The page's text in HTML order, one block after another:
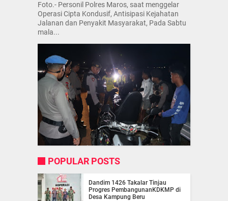
Foto.- Personil Polres Maros, saat menggelar
Operasi Cipta Kondusif, Antisipasi Kejahatan
Jalanan dan Penyakit Masyarakat, Pada Sabtu
mala...
POPULAR POSTS
Dandim 1426 Takalar Tinjau
Progres PembangunanKDKMP di
Desa Kampung Beru